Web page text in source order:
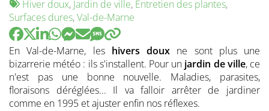
:
par
Tags
:
Hiver doux, Jardin de ville, Entretien des plantes,
Surfaces dures,Val-de-Marne
En Val-de-Marne, les hivers doux ne sont plus une
bizarrerie météo : ils s'installent. Pour un jardin de ville, ce
n'est pas une bonne nouvelle. Maladies, parasites,
floraisons déréglées... Il va falloir arrêter de jardiner
comme en 1995 et ajuster enfin nos réflexes.